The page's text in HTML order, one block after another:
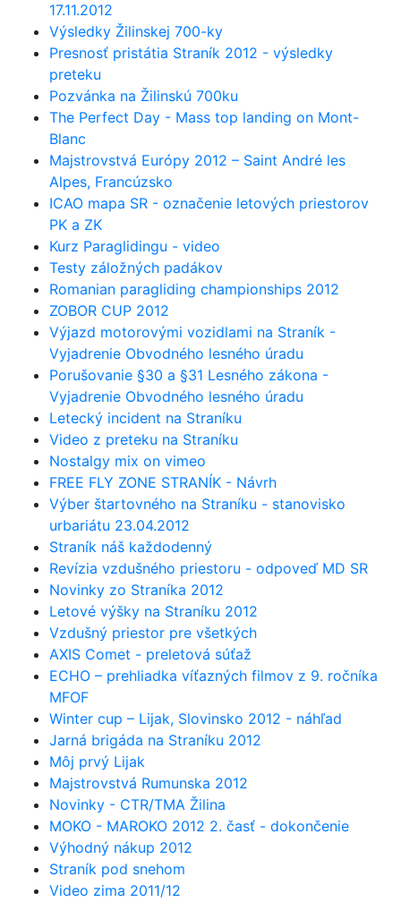
17.11.2012
Výsledky Žilinskej 700-ky
Presnosť pristátia Straník 2012 - výsledky
preteku
Pozvánka na Žilinskú 700ku
The Perfect Day - Mass top landing on Mont-
Blanc
Majstrovstvá Európy 2012 – Saint André les
Alpes, Francúzsko
ICAO mapa SR - označenie letových priestorov
PK a ZK
Kurz Paraglidingu - video
Testy záložných padákov
Romanian paragliding championships 2012
ZOBOR CUP 2012
Výjazd motorovými vozidlami na Straník -
Vyjadrenie Obvodného lesného úradu
Porušovanie §30 a §31 Lesného zákona -
Vyjadrenie Obvodného lesného úradu
Letecký incident na Straníku
Video z preteku na Straníku
Nostalgy mix on vimeo
FREE FLY ZONE STRANÍK - Návrh
Výber štartovného na Straníku - stanovisko
urbariátu 23.04.2012
Straník náš každodenný
Revízia vzdušného priestoru - odpoveď MD SR
Novinky zo Straníka 2012
Letové výšky na Straníku 2012
Vzdušný priestor pre všetkých
AXIS Comet - preletová súťaž
ECHO – prehliadka víťazných filmov z 9. ročníka
MFOF
Winter cup – Lijak, Slovinsko 2012 - náhľad
Jarná brigáda na Straníku 2012
Môj prvý Lijak
Majstrovstvá Rumunska 2012
Novinky - CTR/TMA Žilina
MOKO - MAROKO 2012 2. časť - dokončenie
Výhodný nákup 2012
Straník pod snehom
Video zima 2011/12